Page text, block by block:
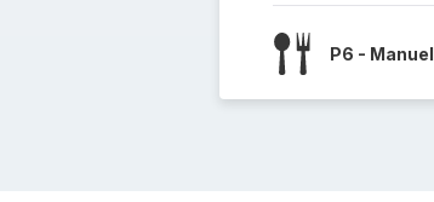
P6 - Manuel